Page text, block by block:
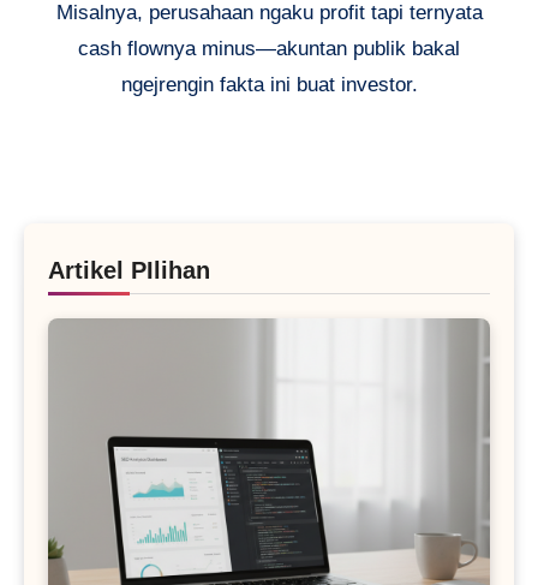
Misalnya, perusahaan ngaku profit tapi ternyata
cash flownya minus—akuntan publik bakal
ngejrengin fakta ini buat investor.
Artikel PIlihan